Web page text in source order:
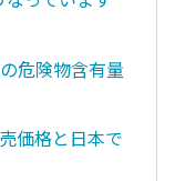
危険物含有量
価格と日本で